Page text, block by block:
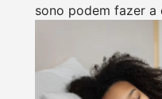
sono podem fazer a